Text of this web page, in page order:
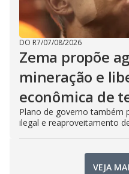
DO R7/07/08/2026
Zema propõe
mineração e
econômica de
Plano de governo também
ilegal e reaproveitamento
VEJA